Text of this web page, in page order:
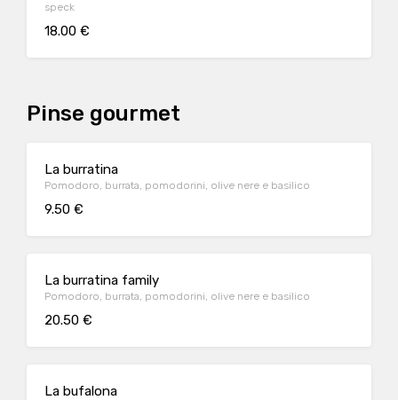
speck
18.00 €
Pinse gourmet
La burratina
Pomodoro, burrata, pomodorini, olive nere e basilico
9.50 €
La burratina family
Pomodoro, burrata, pomodorini, olive nere e basilico
20.50 €
La bufalona